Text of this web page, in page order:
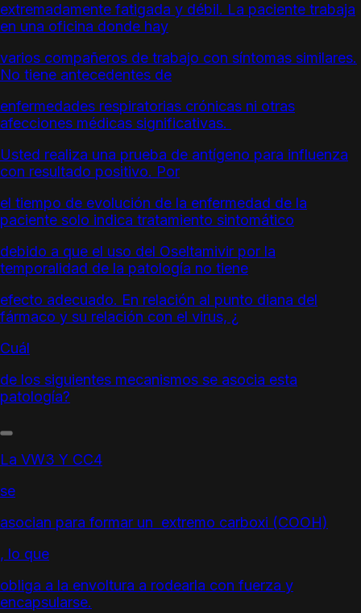
extremadamente fatigada y débil. La paciente trabaja
en una oficina donde hay
varios compañeros de trabajo con síntomas similares.
No tiene antecedentes de
enfermedades respiratorias crónicas ni otras
afecciones médicas significativas.
Usted realiza una prueba de antígeno para influenza
con resultado positivo. Por
el tiempo de evolución de la enfermedad de la
paciente solo indica tratamiento sintomático
debido a que el uso del Oseltamivir por la
temporalidad de la patología no tiene
efecto adecuado. En relación al punto diana del
fármaco y su relación con el virus, ¿
Cuál
de los siguientes mecanismos se asocia esta
patología?
La VW3 Y CC4
se
asocian para formar un extremo carboxi (COOH)
, lo que
obliga a la envoltura a rodearla con fuerza y
encapsularse.